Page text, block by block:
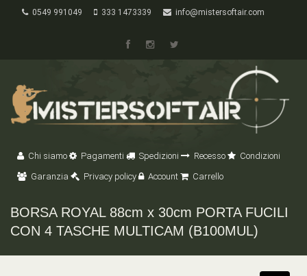
0549 991049 333 1473339 info@mistersoftair.com
Chi siamo Pagamenti Spedizioni Recesso
Condizioni
Garanzia
Privacy policy Account Carrello
BORSA ROYAL 88cm x 30cm PORTA FUCILI
CON 4 TASCHE MULTICAM (B100MUL)